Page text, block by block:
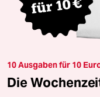
10 Ausgaben für 10
Die